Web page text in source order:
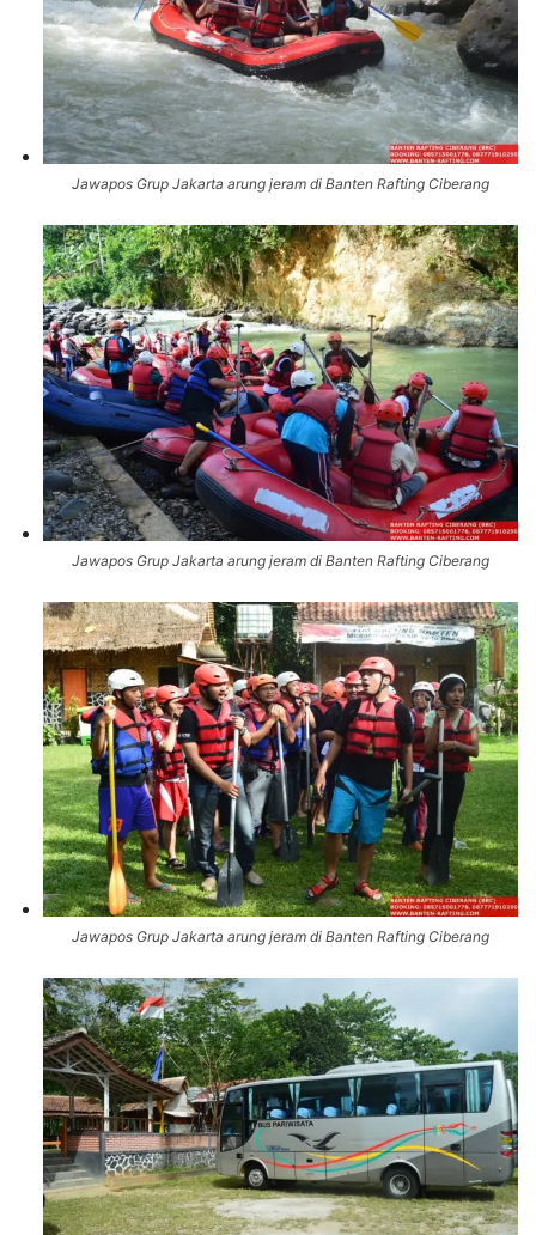
Jawapos Grup Jakarta arung jeram di Banten Rafting Ciberang
Jawapos Grup Jakarta arung jeram di Banten Rafting Ciberang
Jawapos Grup Jakarta arung jeram di Banten Rafting Ciberang